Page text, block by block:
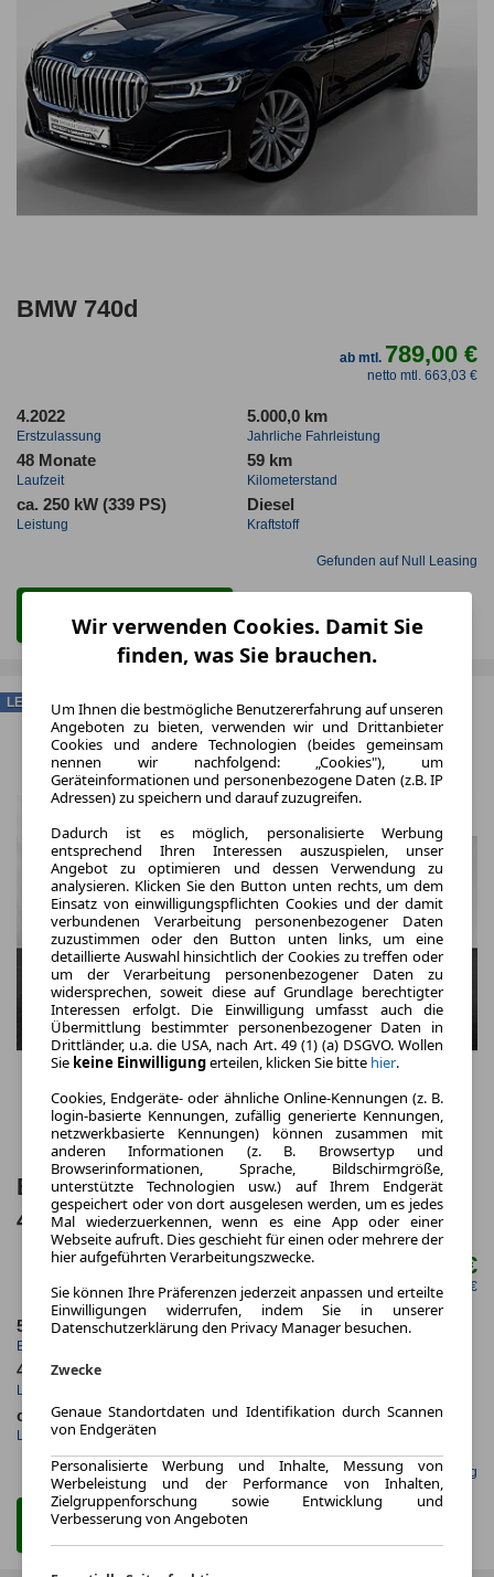
BMW 740d
ab mtl. 789,00 €
netto mtl. 663,03 €
4.2022
Erstzulassung
5.000,0 km
Jahrliche Fahrleistung
48 Monate
Laufzeit
59 km
Kilometerstand
ca. 250 kW (339 PS)
Leistung
Diesel
Kraftstoff
Gefunden auf Null Leasing
Zum Leasing Angebot
BMW 740d xDrive Lr. 886,- br. o.Anz.
48Mon/10`Km p.A
831,00 €
netto mtl. 698,32 €
5.2025
Erstzulassung
5.000,0 km
48 Monate
Laufzeit
ca. 220 kW (299 PS)
Leistung
Diesel
Gefunden auf Null Leasing
Zum Leasing Angebot
LEASING
Wir verwenden Cookies. Damit Sie
finden, was Sie brauchen.
Um Ihnen die bestmögliche Benutzererfahrung auf unseren
Angeboten zu bieten, verwenden wir und Drittanbieter
Cookies und andere Technologien (beides gemeinsam
nennen wir nachfolgend: „Cookies"), um
Geräteinformationen und personenbezogene Daten (z.B. IP
Adressen) zu speichern und darauf zuzugreifen.
Dadurch ist es möglich, personalisierte Werbung
entsprechend Ihren Interessen auszuspielen, unser
Angebot zu optimieren und dessen Verwendung zu
analysieren. Klicken Sie den Button unten rechts, um dem
Einsatz von einwilligungspflichten Cookies und der damit
verbundenen Verarbeitung personenbezogener Daten
zuzustimmen oder den Button unten links, um eine
detaillierte Auswahl hinsichtlich der Cookies zu treffen oder
um der Verarbeitung personenbezogener Daten zu
widersprechen, soweit diese auf Grundlage berechtigter
Interessen erfolgt. Die Einwilligung umfasst auch die
Übermittlung bestimmter personenbezogener Daten in
Drittländer, u.a. die USA, nach Art. 49 (1) (a) DSGVO. Wollen
Sie keine Einwilligungerteilen, klicken Sie bitte hier.
Cookies, Endgeräte- oder ähnliche Online-Kennungen (z. B.
login-basierte Kennungen, zufällig generierte Kennungen,
netzwerkbasierte Kennungen) können zusammen mit
anderen Informationen (z. B. Browsertyp und
Browserinformationen, Sprache, Bildschirmgröße,
unterstützte Technologien usw.) auf Ihrem Endgerät
gespeichert oder von dort ausgelesen werden, um es jedes
Mal wiederzuerkennen, wenn es eine App oder einer
Webseite aufruft. Dies geschieht für einen oder mehrere der
hier aufgeführten Verarbeitungszwecke.
Sie können Ihre Präferenzen jederzeit anpassen und erteilte
Einwilligungen widerrufen, indem Sie in unserer
Datenschutzerklärung den Privacy Manager besuchen.
Zwecke
Genaue Standortdaten und Identifikation durch Scannen
von Endgeräten
Personalisierte Werbung und Inhalte, Messung von
Werbeleistung und der Performance von Inhalten,
Zielgruppenforschung sowie Entwicklung und
Verbesserung von Angeboten